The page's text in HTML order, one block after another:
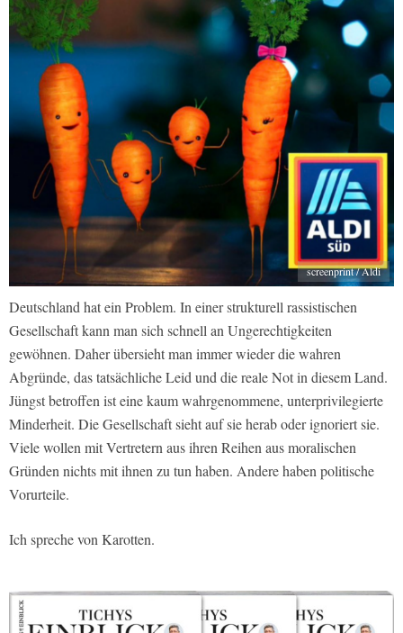
screenprint / Aldi
Deutschland hat ein Problem. In einer strukturell rassistischen
Gesellschaft kann man sich schnell an Ungerechtigkeiten
gewöhnen. Daher übersieht man immer wieder die wahren
Abgründe, das tatsächliche Leid und die reale Not in diesem Land.
Jüngst betroffen ist eine kaum wahrgenommene, unterprivilegierte
Minderheit. Die Gesellschaft sieht auf sie herab oder ignoriert sie.
Viele wollen mit Vertretern aus ihren Reihen aus moralischen
Gründen nichts mit ihnen zu tun haben. Andere haben politische
Vorurteile.
Ich spreche von Karotten.